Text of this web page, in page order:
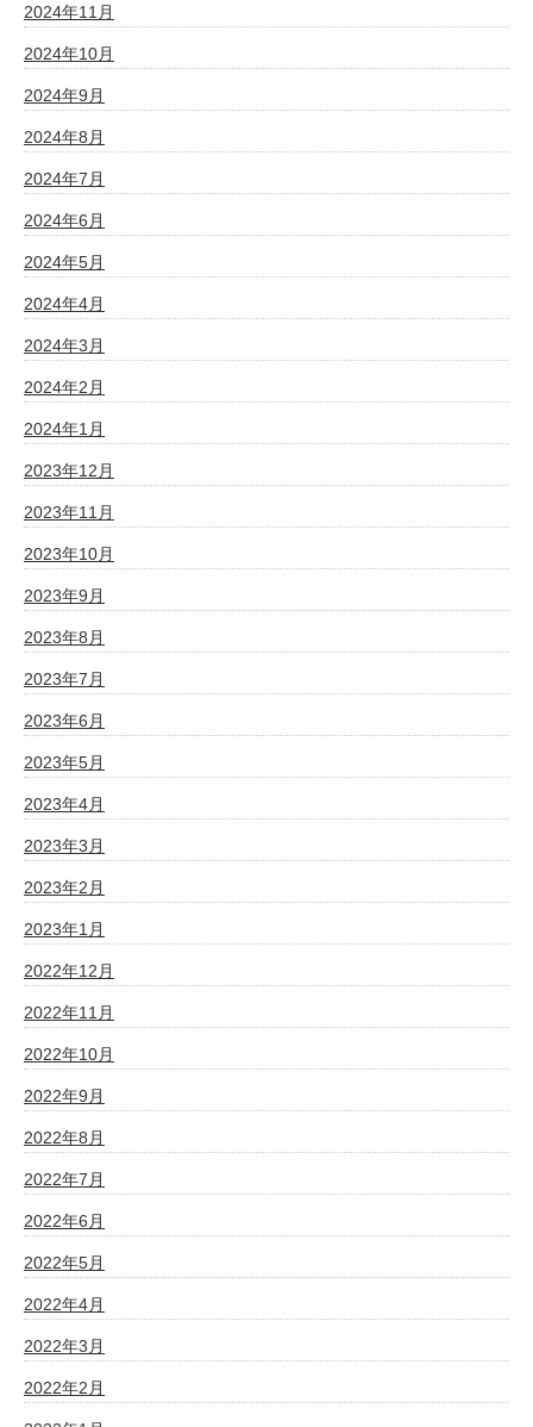
2024年11月
2024年10月
2024年9月
2024年8月
2024年7月
2024年6月
2024年5月
2024年4月
2024年3月
2024年2月
2024年1月
2023年12月
2023年11月
2023年10月
2023年9月
2023年8月
2023年7月
2023年6月
2023年5月
2023年4月
2023年3月
2023年2月
2023年1月
2022年12月
2022年11月
2022年10月
2022年9月
2022年8月
2022年7月
2022年6月
2022年5月
2022年4月
2022年3月
2022年2月